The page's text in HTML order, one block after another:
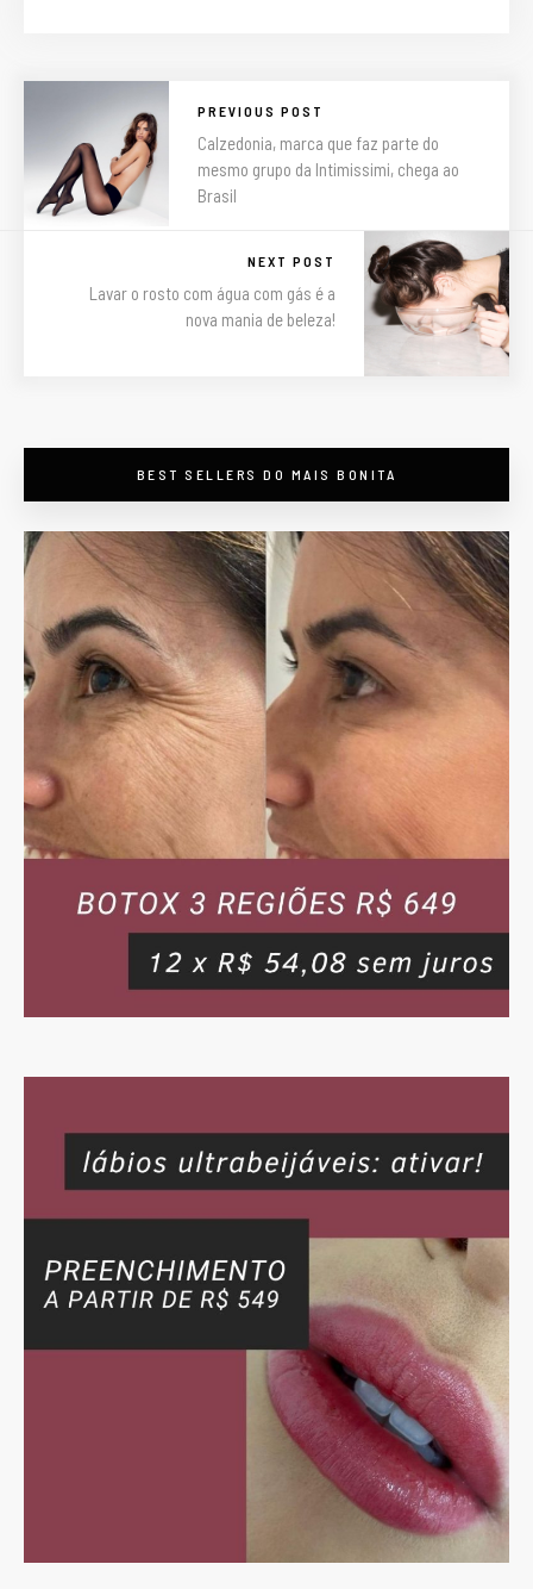
PREVIOUS POST
Calzedonia, marca que faz parte do
mesmo grupo da Intimissimi, chega ao
Brasil
NEXT POST
Lavar o rosto com água com gás é a
nova mania de beleza!
BEST SELLERS DO MAIS BONITA
maisbonitapormenos
preços válidos só pelo
nosso site/app -
Botox, Preenchimento,
Bioestimuladores,
Massagens e
Drenagens e +